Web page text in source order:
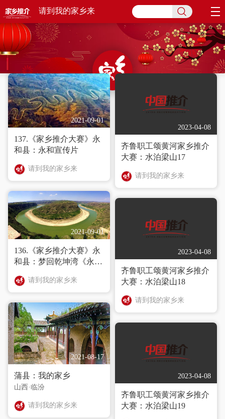
请到我的家乡来
请到我的家乡来
2021-09-01
137.《家乡推介大赛》永
和县：永和宣传片
请到我的家乡来
2021-09-01
136.《家乡推介大赛》永
和县：梦回乾坤湾《永和
请到我的家乡来
2021-08-17
蒲县：我的家乡
山西·临汾
请到我的家乡来
2023-04-08
齐鲁职工颂黄河家乡推介
大赛：水泊梁山17
请到我的家乡来
2023-04-08
齐鲁职工颂黄河家乡推介
大赛：水泊梁山18
请到我的家乡来
2023-04-08
齐鲁职工颂黄河家乡推介
大赛：水泊梁山19